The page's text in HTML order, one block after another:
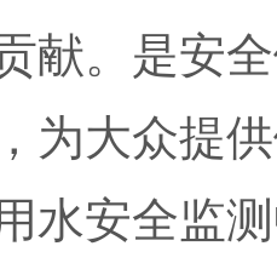
献。是安
为大众提
水安全监